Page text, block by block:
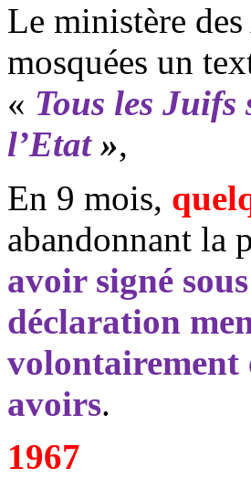
Le ministère
mosquées un
« Tous les Juifs
l’Etat»,
En 9 mois,
abandonnant la
avoir signé
déclaration
volontairement
avoirs.
1967